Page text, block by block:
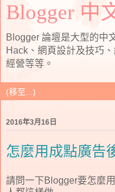
Blogger 中
Blogger 論壇是大型的中
Hack、網頁設計及技巧
經營等等。
2016年3月16日
怎麼用成點廣告
請問一下Blogger要怎麼